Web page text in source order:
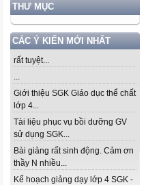
THƯ MỤC
CÁC Ý KIẾN MỚI NHẤT
rất tuyệt...
...
Giới thiệu SGK Giáo dục thể chất
lớp 4...
Tài liệu phục vụ bồi dưỡng GV
sử dụng SGK...
Bài giảng rất sinh động. Cảm ơn
thầy N nhiều...
Kế hoạch giảng dạy lớp 4 SGK -